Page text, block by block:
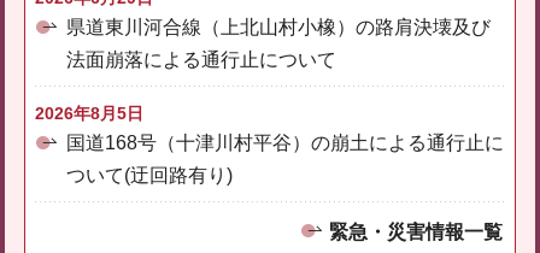
県道東川河合線（上北山村小橡）の路肩決壊及び
法面崩落による通行止について
2026年8月5日
国道168号（十津川村平谷）の崩土による通行止に
ついて(迂回路有り)
緊急・災害情報一覧